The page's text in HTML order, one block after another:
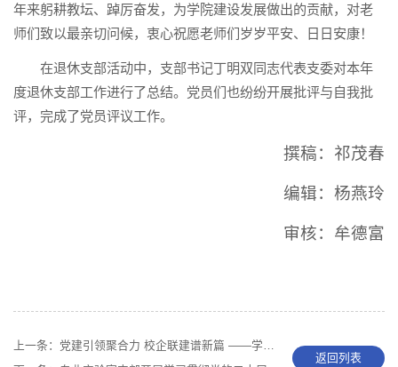
年来躬耕教坛、踔厉奋发，为学院建设发展做出的贡献，对老
师们致以最亲切问候，衷心祝愿老师们岁岁平安、日日安康！
在退休支部活动中，支部书记丁明双同志代表支委对本年
度退休支部工作进行了总结。党员们也纷纷开展批评与自我批
评，完成了党员评议工作。
撰稿：祁茂春
编辑：杨燕玲
审核：牟德富
上一条： 党建引领聚合力 校企联建谱新篇 ——学院高分子材料加工理论与技术中心党支部与四川盈乐威科技有限公司联合开展主题党日活动
返回列表